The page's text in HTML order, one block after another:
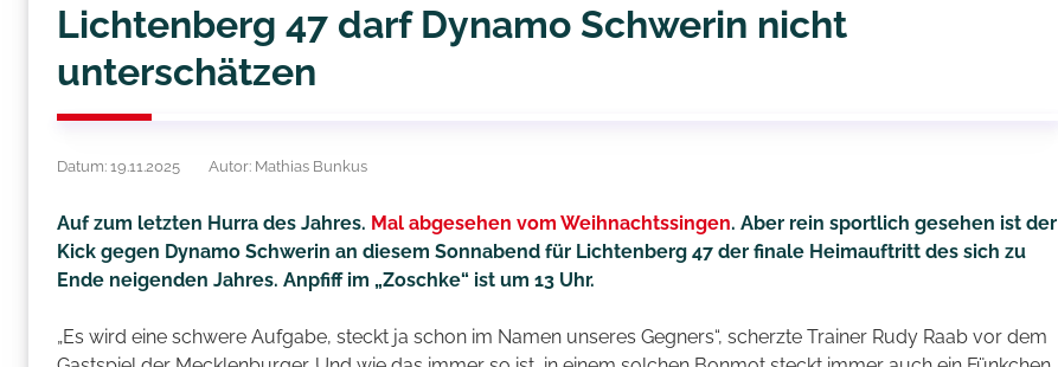
Lichtenberg 47 darf Dynamo Schwerin nicht
unterschätzen
Datum: 19.11.2025 Autor: Mathias Bunkus
Auf zum letzten Hurra des Jahres. Mal abgesehen vom Weihnachtssingen. Aber rein sportlich gesehen ist der
Kick gegen Dynamo Schwerin an diesem Sonnabend für Lichtenberg 47 der finale Heimauftritt des sich zu
Ende neigenden Jahres. Anpfiff im „Zoschke“ ist um 13 Uhr.
„Es wird eine schwere Aufgabe, steckt ja schon im Namen unseres Gegners“, scherzte Trainer Rudy Raab vor dem